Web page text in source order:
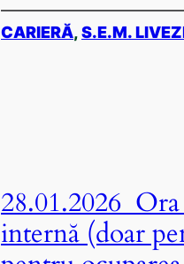
CARIERĂ, S.E.M.
28.01.2026
internă (doar